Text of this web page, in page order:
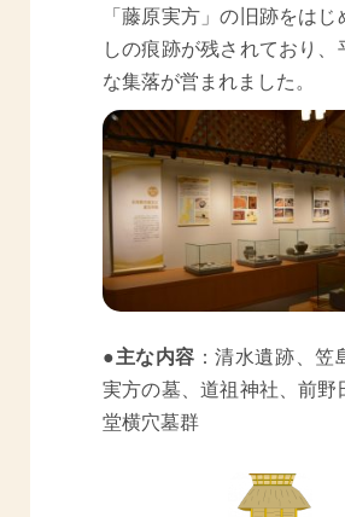
「藤原実方」の旧跡をは
しの痕跡が残されており、
な集落が営まれました。
●主な内容 ：清水遺跡、
実方の墓、道祖神社、前野
堂横穴墓群